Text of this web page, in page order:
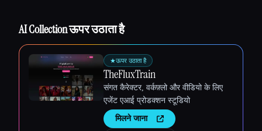
Esc
AI Collection ऊपर उठाता है
★ऊपर उठाता है
TheFluxTrain
संगत कैरेक्टर, वर्कफ़्लो और वीडियो के लिए
एजेंट एआई प्रोडक्शन स्टूडियो
मिलने जाना